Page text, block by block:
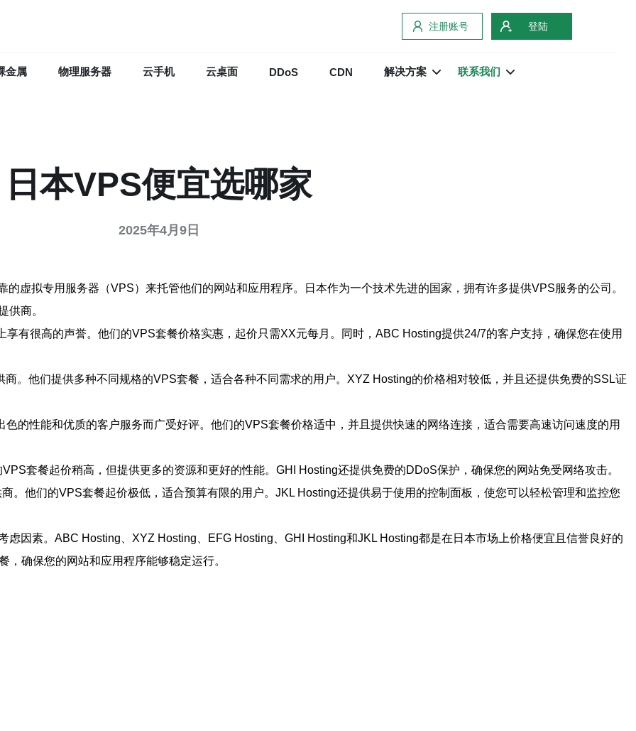
注册账号 登陆
金属 物理服务器 云手机 云桌面 DDoS CDN 解决方案 联系我们
日本VPS便宜选哪家
2025年4月9日
虚拟专用服务器（VPS）来托管他们的网站和应用程序。日本作为一个技术先进的国家，拥有许多提供VPS服务的公司。
供商。
有很高的声誉。他们的VPS套餐价格实惠，起价只需XX元每月。同时，ABC Hosting提供24/7的客户支持，确保您在使用
。他们提供多种不同规格的VPS套餐，适合各种不同需求的用户。XYZ Hosting的价格相对较低，并且还提供免费的SSL证
的性能和优质的客户服务而广受好评。他们的VPS套餐价格适中，并且提供快速的网络连接，适合需要高速访问速度的用
套餐起价稍高，但提供更多的资源和更好的性能。GHI Hosting还提供免费的DDoS保护，确保您的网站免受网络攻击。
。他们的VPS套餐起价极低，适合预算有限的用户。JKL Hosting还提供易于使用的控制面板，使您可以轻松管理和监控您
虑因素。ABC Hosting、XYZ Hosting、EFG Hosting、GHI Hosting和JKL Hosting都是在日本市场上价格便宜且信誉良好的
确保您的网站和应用程序能够稳定运行。